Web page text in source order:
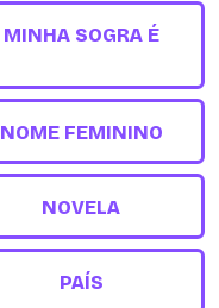
MINHA SOGRA É
NOME FEMININO
NOVELA
PAÍS